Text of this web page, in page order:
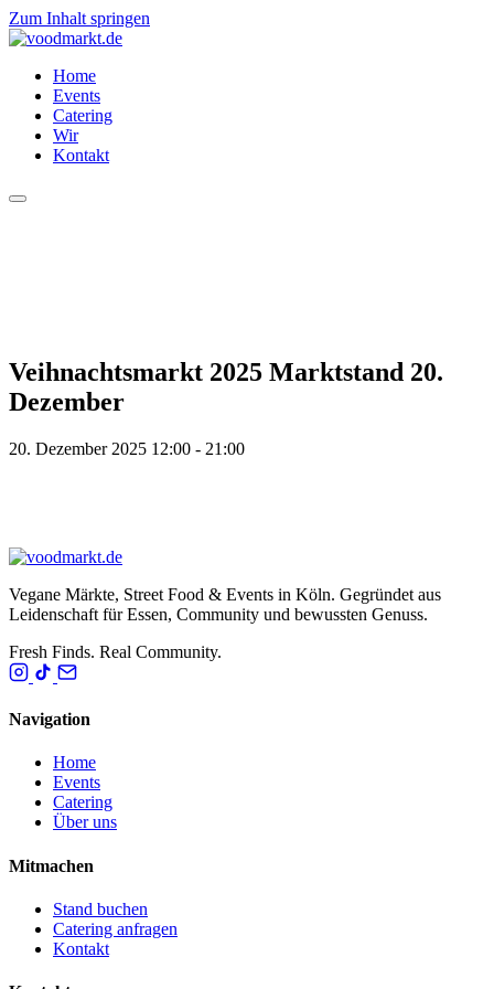
Zum Inhalt springen
Home
Events
Catering
Wir
Kontakt
Veihnachtsmarkt 2025 Marktstand 20.
Dezember
20. Dezember 2025 12:00 - 21:00
Vegane Märkte, Street Food & Events in Köln. Gegründet aus
Leidenschaft für Essen, Community und bewussten Genuss.
Fresh Finds. Real Community.
Navigation
Home
Events
Catering
Über uns
Mitmachen
Stand buchen
Catering anfragen
Kontakt